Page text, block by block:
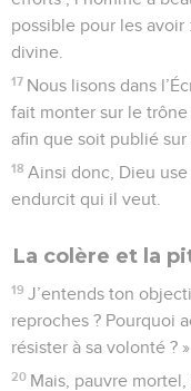
possible pour les
divine.
17 Nous lisons dans
fait monter sur le
afin que soit publié
18 Ainsi donc, Dieu
endurcit qui il veut.
La colère et la
19 J’entends ton
reproches ? Pourquoi
résister à sa volonté ? »
20 Mais, pauvre